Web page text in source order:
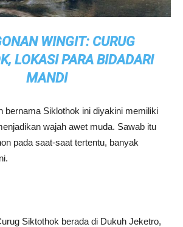
WINGIT: CURUG
LOKASI PARA BIDADARI
MANDI
bernama Siklothok ini diyakini memiliki
wajah awet muda. Sawab itu
pada saat-saat tertentu, banyak
Siktothok berada di Dukuh Jeketro,